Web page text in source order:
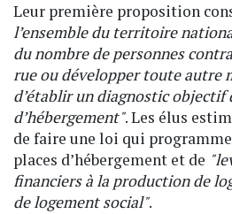
Leur première proposition
l’ensemble du territoire
du nombre de personnes
rue ou développer toute autre
d’établir un diagnostic objectif
d’hébergement". Les élus
de faire une loi qui
places d’hébergement et de
financiers à la production de
de logement social".